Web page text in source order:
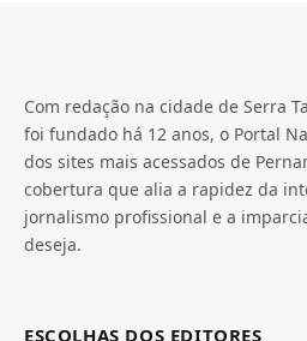
Com redação na cidade de Serra
foi fundado há 12 anos, o Portal
dos sites mais acessados de
cobertura que alia a rapidez da
jornalismo profissional e a
deseja.
ESCOLHAS DOS EDITORES